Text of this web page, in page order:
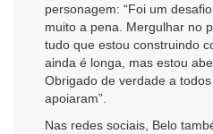
personagem: “Foi um
muito a pena. Mergulhar no
tudo que estou construindo
ainda é longa, mas estou
Obrigado de verdade a
apoiaram”.
Nas redes sociais, Belo